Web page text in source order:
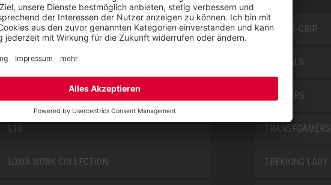
FUN
JORI BY ELTEN
L10
LOWA WORK COLLECTION
SAFETY-GRIP
SPECIALS
TRAINERS
TRANSFOAMERS
TREKKING LADY